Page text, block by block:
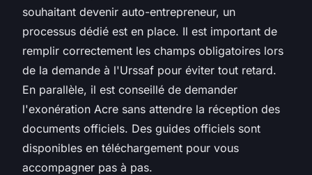
souhaitant devenir auto-entrepreneur, un
processus dédié est en place. Il est important de
remplir correctement les champs obligatoires lors
de la demande à l'Urssaf pour éviter tout retard.
En parallèle, il est conseillé de demander
l'exonération Acre sans attendre la réception des
documents officiels. Des guides officiels sont
disponibles en téléchargement pour vous
accompagner pas à pas.